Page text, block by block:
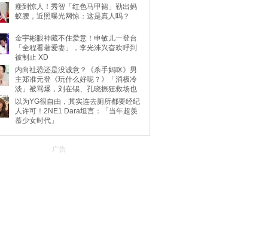
瘦到惊人！秀智「红色马甲裙」勒出蚂
蚁腰，近照曝光网惊：这是真人吗？
金宇彬眼神藏不住爱意！申敏儿一登台
「全程看著爱妻」，李光洙兴奋欢呼到
被制止 XD
内向社恐还是没诚意？《杀手妈咪》男
主郑准元登《玩什么好呢？》「消极冷
淡」被骂爆，刘在锡、孔晓振狂救场也
动
以为YG很自由，其实连去厕所都要经纪
人许可！2NE1 Dara坦言：「当年超羡
慕少女时代」
广告